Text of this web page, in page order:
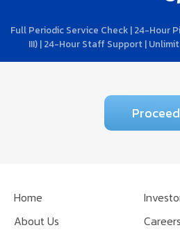
Full Periodic Service Check | 24-Hour
III) | 24-Hour Staff Support |
Proceed
Home
About Us
Careers